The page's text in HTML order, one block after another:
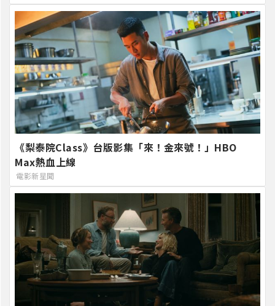
《梨泰院Class》台版影集「來！金來號！」HBO
Max熱血上線
電影新星聞